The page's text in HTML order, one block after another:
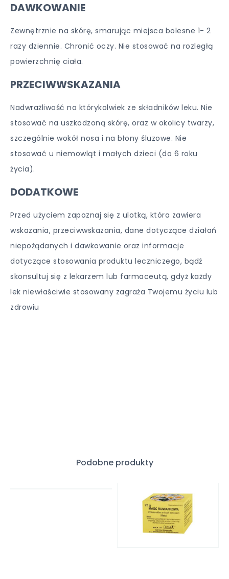
DAWKOWANIE
Zewnętrznie na skórę, smarując miejsca bolesne 1- 2
razy dziennie. Chronić oczy. Nie stosować na rozległą
powierzchnię ciała.
PRZECIWWSKAZANIA
Nadwrażliwość na którykolwiek ze składników leku. Nie
stosować na uszkodzoną skórę, oraz w okolicy twarzy,
szczególnie wokół nosa i na błony śluzowe. Nie
stosować u niemowląt i małych dzieci (do 6 roku
życia).
DODATKOWE
Przed użyciem zapoznaj się z ulotką, która zawiera
wskazania, przeciwwskazania, dane dotyczące działań
niepożądanych i dawkowanie oraz informacje
dotyczące stosowania produktu leczniczego, bądź
skonsultuj się z lekarzem lub farmaceutą, gdyż każdy
lek niewłaściwie stosowany zagraża Twojemu życiu lub
zdrowiu
Podobne produkty